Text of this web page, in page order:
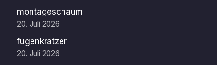
montageschaum
20. Juli 2026
fugenkratzer
20. Juli 2026